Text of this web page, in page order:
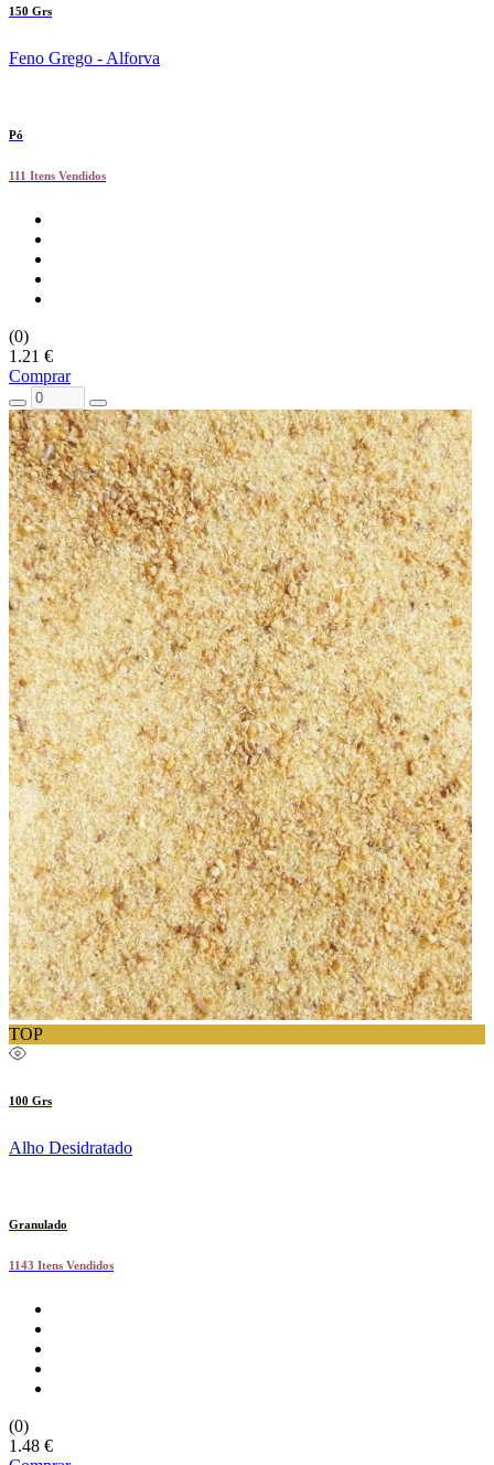
150 Grs
Feno Grego - Alforva
Pó
111 Itens Vendidos
(0)
1.21 €
Comprar
TOP
100 Grs
Alho Desidratado
Granulado
1143 Itens Vendidos
(0)
1.48 €